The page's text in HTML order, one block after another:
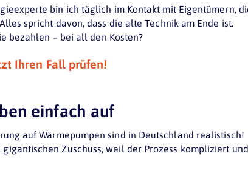
bin ich täglich im Kontakt mit Eigentümern,
spricht davon, dass die alte Technik am Ende ist.
bezahlen – bei all den Kosten?
Ihren Fall prüfen!
einfach auf
auf Wärmepumpen sind in Deutschland realistisch!
Zuschuss, weil der Prozess kompliziert und